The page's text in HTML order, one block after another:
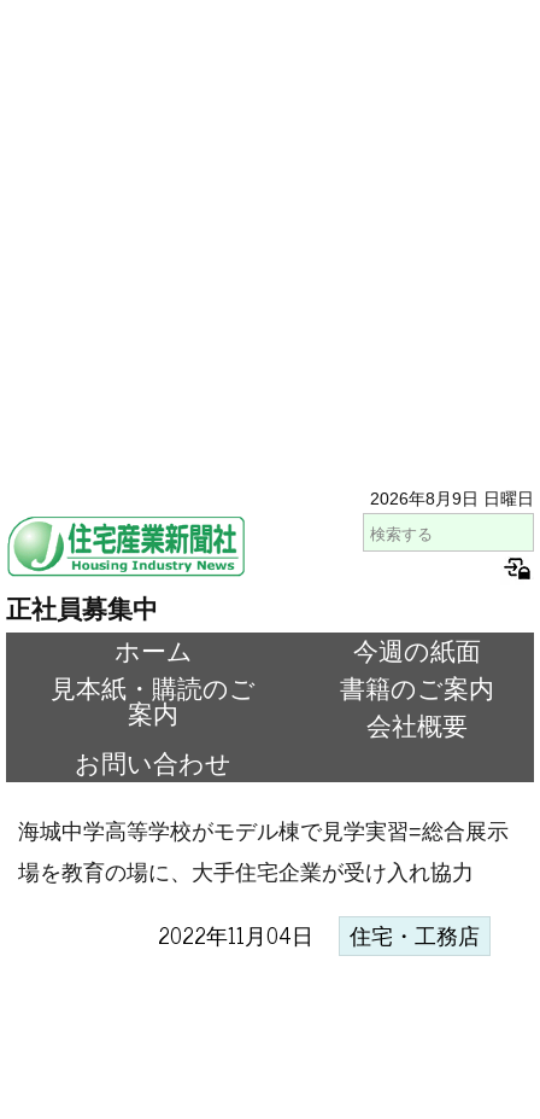
2026年8月9日 日曜日
正社員募集中
ホーム
今週の紙面
見本紙・購読のご
案内
書籍のご案内
会社概要
お問い合わせ
海城中学高等学校がモデル棟で見学実習=総合展示
場を教育の場に、大手住宅企業が受け入れ協力
2022年11月04日 住宅・工務店